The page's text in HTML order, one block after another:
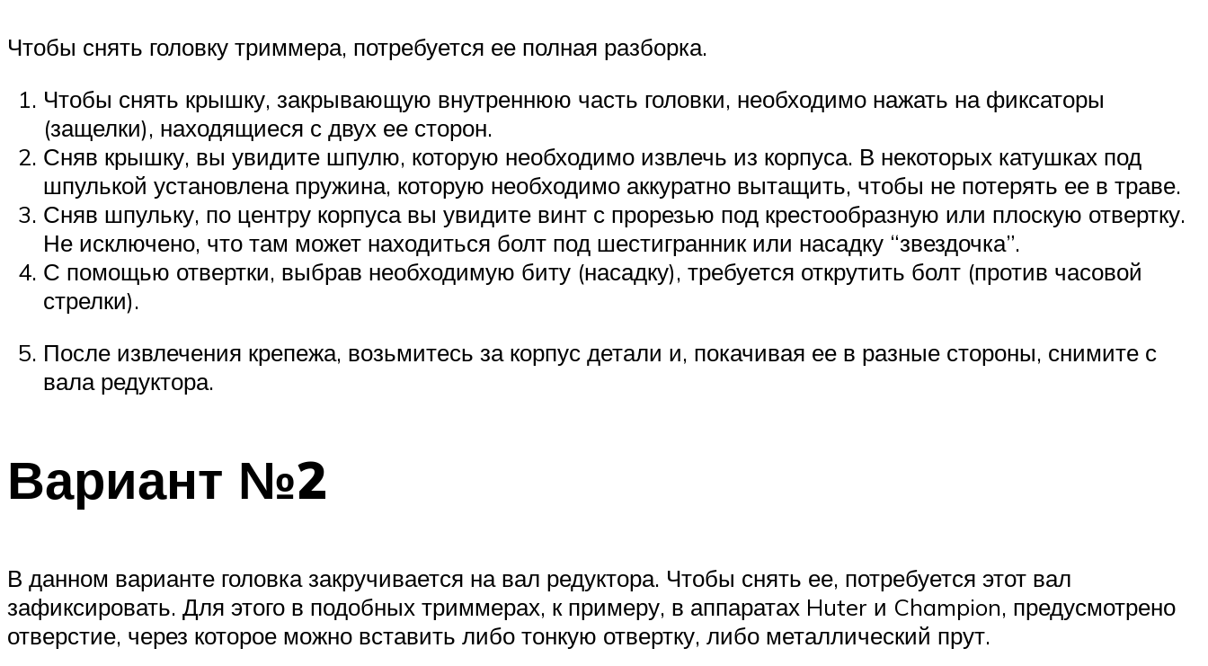
Чтобы снять головку триммера, потребуется ее полная разборка.
Чтобы снять крышку, закрывающую внутреннюю часть головки, необходимо нажать на фиксаторы
(защелки), находящиеся с двух ее сторон.
Сняв крышку, вы увидите шпулю, которую необходимо извлечь из корпуса. В некоторых катушках под
шпулькой установлена пружина, которую необходимо аккуратно вытащить, чтобы не потерять ее в траве.
Сняв шпульку, по центру корпуса вы увидите винт с прорезью под крестообразную или плоскую отвертку.
Не исключено, что там может находиться болт под шестигранник или насадку “звездочка”.
С помощью отвертки, выбрав необходимую биту (насадку), требуется открутить болт (против часовой
стрелки).
После извлечения крепежа, возьмитесь за корпус детали и, покачивая ее в разные стороны, снимите с
вала редуктора.
Вариант №2
В данном варианте головка закручивается на вал редуктора. Чтобы снять ее, потребуется этот вал
зафиксировать. Для этого в подобных триммерах, к примеру, в аппаратах Huter и Champion, предусмотрено
отверстие, через которое можно вставить либо тонкую отвертку, либо металлический прут.